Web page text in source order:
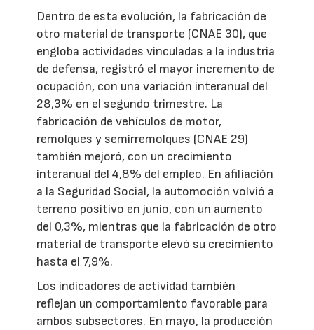
Dentro de esta evolución, la fabricación de
otro material de transporte (CNAE 30), que
engloba actividades vinculadas a la industria
de defensa, registró el mayor incremento de
ocupación, con una variación interanual del
28,3% en el segundo trimestre. La
fabricación de vehículos de motor,
remolques y semirremolques (CNAE 29)
también mejoró, con un crecimiento
interanual del 4,8% del empleo. En afiliación
a la Seguridad Social, la automoción volvió a
terreno positivo en junio, con un aumento
del 0,3%, mientras que la fabricación de otro
material de transporte elevó su crecimiento
hasta el 7,9%.
Los indicadores de actividad también
reflejan un comportamiento favorable para
ambos subsectores. En mayo, la producción